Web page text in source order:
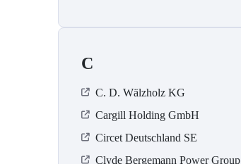
C
C. D. Wälzholz KG
Cargill Holding GmbH
Circet Deutschland SE
Clyde Bergemann Power Group